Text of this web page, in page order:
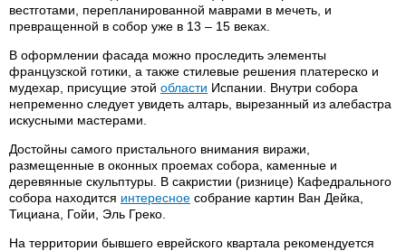
вестготами, перепланированной маврами в мечеть, и
превращенной в собор уже в 13 – 15 веках.
В оформлении фасада можно проследить элементы
французской готики, а также стилевые решения платереско и
мудехар, присущие этой области Испании. Внутри собора
непременно следует увидеть алтарь, вырезанный из алебастра
искусными мастерами.
Достойны самого пристального внимания виражи,
размещенные в оконных проемах собора, каменные и
деревянные скульптуры. В сакристии (ризнице) Кафедрального
собора находится интересное собрание картин Ван Дейка,
Тициана, Гойи, Эль Греко.
На территории бывшего еврейского квартала рекомендуется